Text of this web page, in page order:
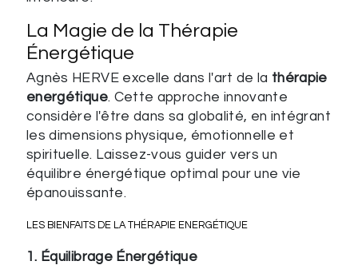
La Magie de la Thérapie
Énergétique
Agnès HERVE excelle dans l'art de la thérapie
energétique. Cette approche innovante
considère l'être dans sa globalité, en intégrant
les dimensions physique, émotionnelle et
spirituelle. Laissez-vous guider vers un
équilibre énergétique optimal pour une vie
épanouissante.
LES BIENFAITS DE LA THÉRAPIE ENERGÉTIQUE
1. Équilibrage Énergétique